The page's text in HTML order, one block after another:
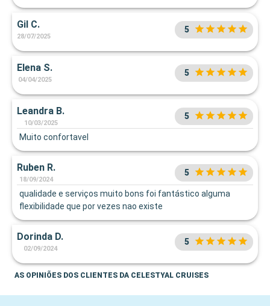
Gil C.
28/07/2025
5
Elena S.
04/04/2025
5
Leandra B.
10/03/2025
5
Muito confortavel
Ruben R.
18/09/2024
5
qualidade e serviços muito bons foi fantástico alguma
flexibilidade que por vezes nao existe
Dorinda D.
02/09/2024
5
AS OPINIÕES DOS CLIENTES DA CELESTYAL CRUISES